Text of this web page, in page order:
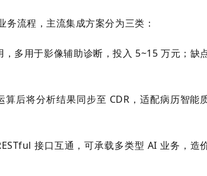
务流程，主流集成方案分为三类：
多用于影像辅助诊断，投入 5~15 万元；缺
后将分析结果同步至 CDR，适配病历智能
接口互通，可承载多类型 AI 业务，造